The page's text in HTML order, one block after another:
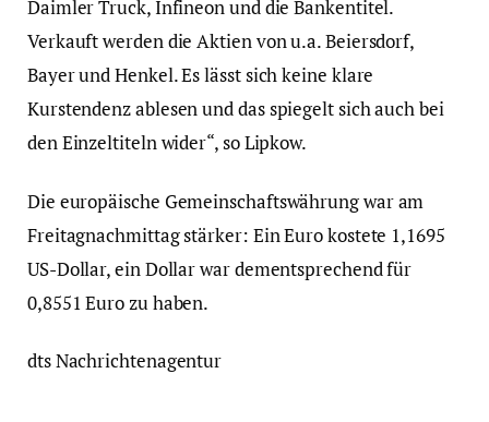
Daimler Truck, Infineon und die Bankentitel.
Verkauft werden die Aktien von u.a. Beiersdorf,
Bayer und Henkel. Es lässt sich keine klare
Kurstendenz ablesen und das spiegelt sich auch bei
den Einzeltiteln wider“, so Lipkow.
Die europäische Gemeinschaftswährung war am
Freitagnachmittag stärker: Ein Euro kostete 1,1695
US-Dollar, ein Dollar war dementsprechend für
0,8551 Euro zu haben.
dts Nachrichtenagentur